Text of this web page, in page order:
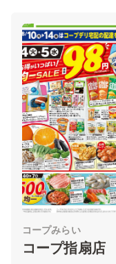
コープみらい
コープ指扇店